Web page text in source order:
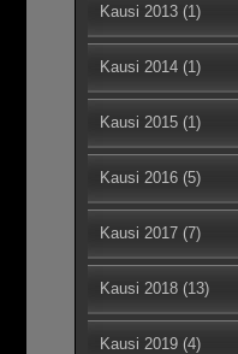
Kausi 2013 (1)
Kausi 2014 (1)
Kausi 2015 (1)
Kausi 2016 (5)
Kausi 2017 (7)
Kausi 2018 (13)
Kausi 2019 (4)